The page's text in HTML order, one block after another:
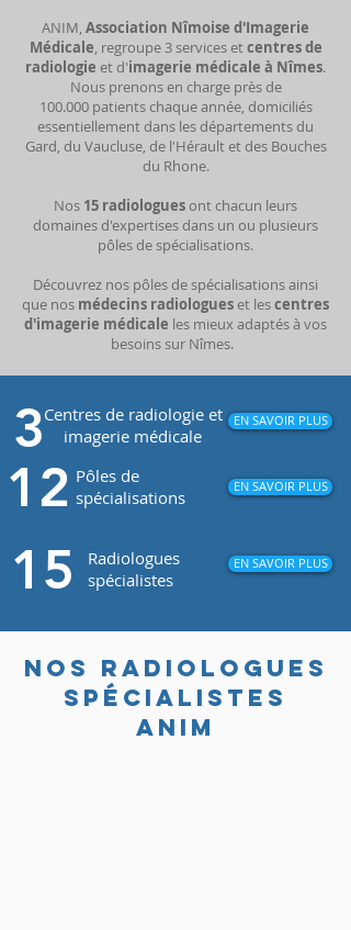
ANIM, Association Nîmoise d'Imagerie
Médicale, regroupe 3 services etcentres de
radiologie et d'imagerie médicale à Nîmes.
Nous prenons en charge près de
100.000 patients chaque année, domiciliés
essentiellement dans les départements du
Gard, du Vaucluse, de l'Hérault et des Bouches
du Rhone.
Nos 15 radiologuesont chacun leurs
domaines d'expertises dans un ou plusieurs
pôles de spécialisations.
Découvrez nos pôles de spécialisations ainsi
que nos médecins radiologueset lescentres
d'imagerie médicale les mieux adaptés à vos
besoins sur Nîmes.
3Centres de radiologie et
imagerie médicale
EN SAVOIR PLUS
12 Pôles de
spécialisations
EN SAVOIR PLUS
15
Radiologues
spécialistes
EN SAVOIR PLUS
NOS RADIOLOGUES
SPÉCIALISTES
ANIM